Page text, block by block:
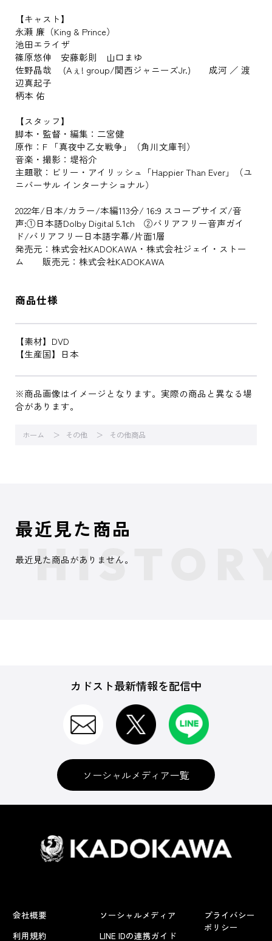
【キャスト】
永瀬 廉（King & Prince）
池田エライザ
篠原悠伸 安藤彰則 山口まゆ
佐野晶哉 (Aぇ! group/関西ジャニーズJr.) 成河 ／ 渡
辺真起子
柄本 佑
【スタッフ】
脚本・監督・編集：二宮健
原作：F 「真夜中乙女戦争」（角川文庫刊）
音楽・撮影：堤裕介
主題歌：ビリー・アイリッシュ「Happier Than Ever」（ユ
ニバーサル インターナショナル）
2022年/日本/カラー/本編113分/ 16:9 スコープサイズ/音
声:①日本語Dolby Digital 5.1ch ②バリアフリー音声ガイ
ド/バリアフリー日本語字幕/片面1層
発売元：株式会社KADOKAWA・株式会社ジェイ・ストー
ム 販売元：株式会社KADOKAWA
商品仕様
【素材】DVD
【生産国】日本
※商品画像はイメージとなります。実際の商品と異なる場
合があります。
ホーム その他 その他商品
最近見た商品
最近見た商品がありません。
カドスト最新情報を配信中
ソーシャルメディア一覧
会社概要
利用規約
ソーシャルメディア
LINE IDの連携ガイド
プライバシー
ポリシー